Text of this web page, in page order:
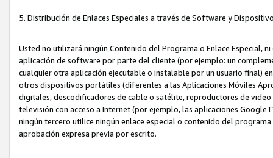
5. Distribución de Enlaces Especiales a través de Software y
Usted no utilizará ningún Contenido del Programa o Enlace Especial,
aplicación de software por parte del cliente (por ejemplo: un
cualquier otra aplicación ejecutable o instalable por un usuario final)
otros dispositivos portátiles (diferentes a las Aplicaciones Móviles
digitales, descodificadores de cable o satélite, reproductores de
televisión con acceso a Internet (por ejemplo, las aplicaciones
ningún tercero utilice ningún enlace especial o contenido del
aprobación expresa previa por escrito.